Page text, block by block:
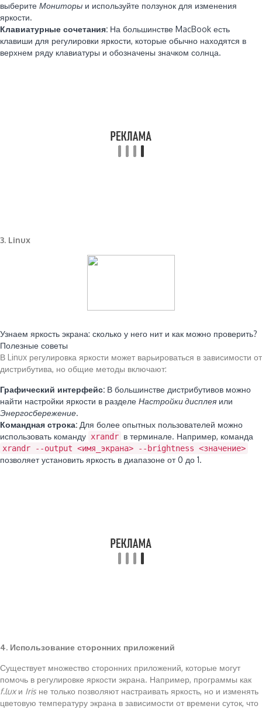
выберите Мониторы и используйте ползунок для изменения
яркости.
Клавиатурные сочетания: На большинстве MacBook есть
клавиши для регулировки яркости, которые обычно находятся в
верхнем ряду клавиатуры и обозначены значком солнца.
3. Linux
Узнаем яркость экрана: сколько у него нит и как можно проверить?
Полезные советы
В Linux регулировка яркости может варьироваться в зависимости от
дистрибутива, но общие методы включают:
Графический интерфейс: В большинстве дистрибутивов можно
найти настройки яркости в разделе Настройки дисплея или
Энергосбережение.
Командная строка: Для более опытных пользователей можно
использовать команду xrandr в терминале. Например, команда
xrandr --output <имя_экрана> --brightness <значение>
позволяет установить яркость в диапазоне от 0 до 1.
4. Использование сторонних приложений
Существует множество сторонних приложений, которые могут
помочь в регулировке яркости экрана. Например, программы как
f.luxи Iris не только позволяют настраивать яркость, но и изменять
цветовую температуру экрана в зависимости от времени суток, что